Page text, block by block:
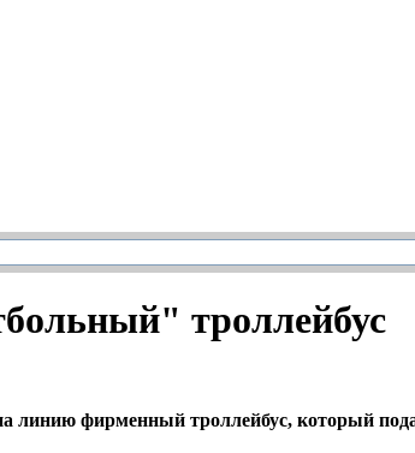
троллейбус
линию фирменный троллейбус, который